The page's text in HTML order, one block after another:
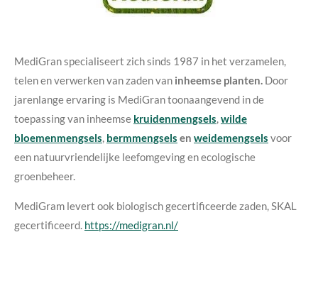
MediGran specialiseert zich sinds 1987 in het verzamelen,
telen en verwerken van zaden van inheemse planten. Door
jarenlange ervaring is MediGran toonaangevend in de
toepassing van inheemse kruidenmengsels,wilde
bloemenmengsels, bermmengsels en weidemengsels voor
een natuurvriendelijke leefomgeving en ecologische
groenbeheer.
MediGram levert ook biologisch gecertificeerde zaden, SKAL
gecertificeerd. https://medigran.nl/